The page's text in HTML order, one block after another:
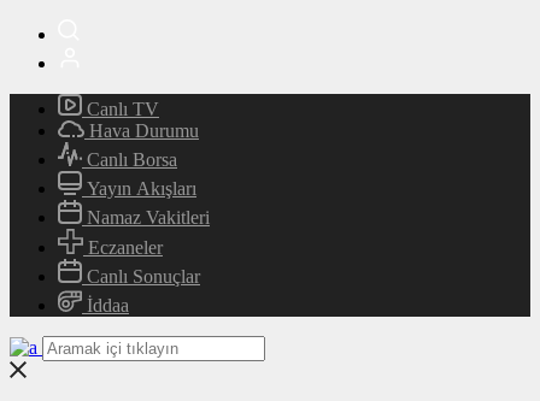
Canlı TV
Hava Durumu
Canlı Borsa
Yayın Akışları
Namaz Vakitleri
Eczaneler
Canlı Sonuçlar
İddaa